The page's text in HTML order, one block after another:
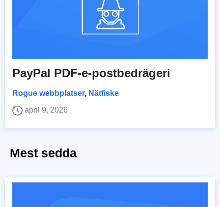
PayPal PDF-e-postbedrägeri
Rogue webbplatser, Nätfiske
april 9, 2026
Mest sedda